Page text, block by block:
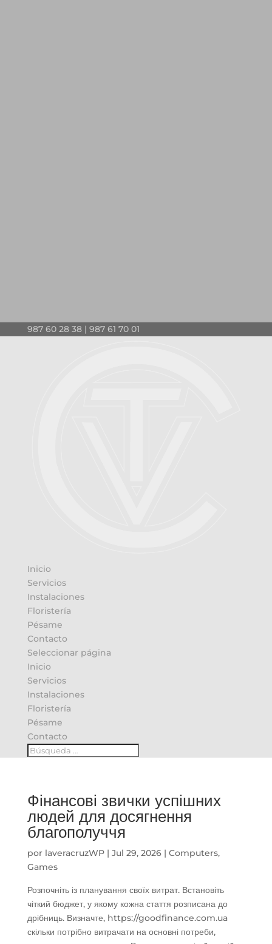
987 60 28 38 | 987 61 70 01
Inicio
Servicios
Instalaciones
Floristería
Pésame
Contacto
Seleccionar página
Inicio
Servicios
Instalaciones
Floristería
Pésame
Contacto
Фінансові звички успішних
людей для досягнення
благополуччя
por laveracruzWP| Jul 29, 2026| Computers,
Games
Розпочніть із планування своїх витрат. Встановіть
чіткий бюджет, у якому кожна стаття розписана до
дрібниць. Визначте, https://goodfinance.com.ua
скільки потрібно витрачати на основні потреби,